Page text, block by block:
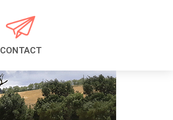
CONTACT